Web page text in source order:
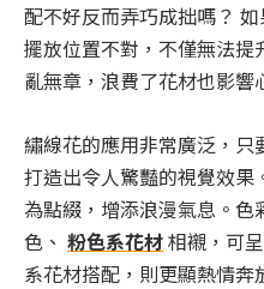
配不好反而弄巧成拙嗎？
擺放位置不對，不僅無法
亂無章，浪費了花材也影
繡線花的應用非常廣泛，
打造出令人驚豔的視覺效
為點綴，增添浪漫氣息。
色、 粉色系花材相襯，可
系花材搭配，則更顯熱情奔